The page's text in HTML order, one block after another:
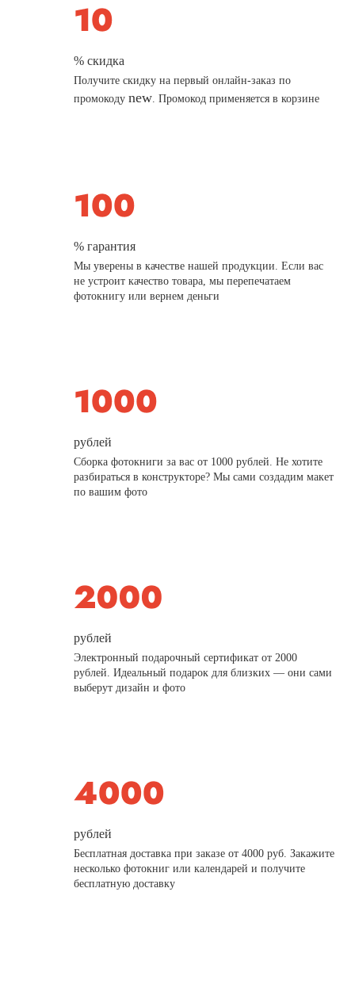
% скидка
Получите скидку на первый онлайн-заказ по
промокодуnew. Промокод применяется в корзине
% гарантия
Мы уверены в качестве нашей продукции. Если вас
не устроит качество товара, мы перепечатаем
фотокнигу или вернем деньги
рублей
Сборка фотокниги за вас от 1000 рублей. Не хотите
разбираться в конструкторе? Мы сами создадим макет
по вашим фото
рублей
Электронный подарочный сертификат от 2000
рублей. Идеальный подарок для близких — они сами
выберут дизайн и фото
рублей
Бесплатная доставка при заказе от 4000 руб. Закажите
несколько фотокниг или календарей и получите
бесплатную доставку